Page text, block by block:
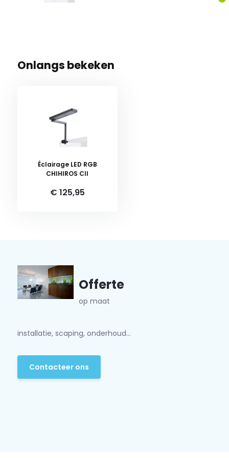
Onlangs bekeken
Éclairage LED RGB
CHIHIROS CII
€ 125,95
Offerte
op maat
installatie, scaping, onderhoud...
Contacteer ons